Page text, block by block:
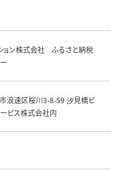
ョン株式会社 ふるさと納税
浪速区桜川3-8-59 汐見橋ビ
ビス株式会社内